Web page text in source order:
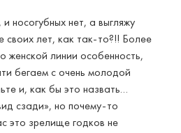
носогубных нет, а выгляжу
своих лет, как так-то?!! Более
женской линии особенность,
бегаем с очень молодой
и, как бы это назвать…
сзади», но почему-то
это зрелище годков не